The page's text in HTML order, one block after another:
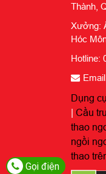
Thành,
Xưởng:
Hóc
Hotline:
Dụng
| Cầu
thao
ngồi
thao
Gọi điện